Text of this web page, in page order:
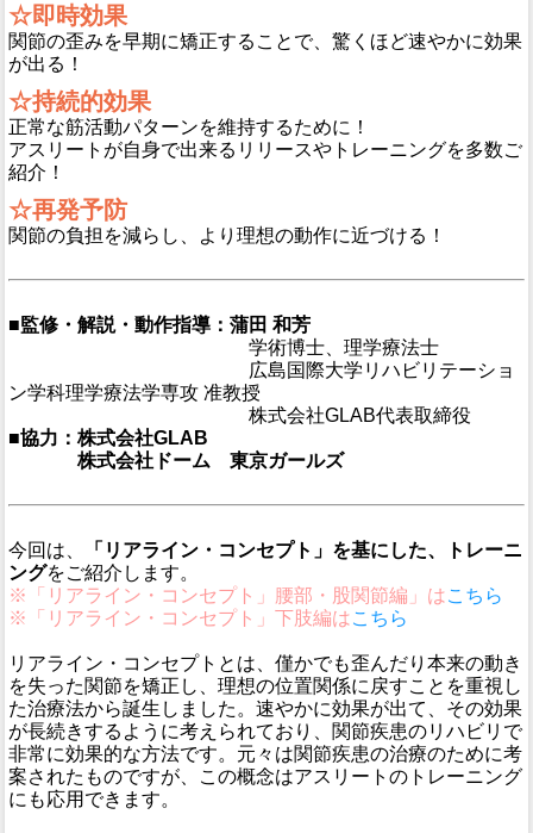
☆即時効果
関節の歪みを早期に矯正することで、驚くほど速やかに効果
が出る！
☆持続的効果
正常な筋活動パターンを維持するために！
アスリートが自身で出来るリリースやトレーニングを多数ご
紹介！
☆再発予防
関節の負担を減らし、より理想の動作に近づける！
■監修・解説・動作指導：蒲田 和芳
学術博士、理学療法士
広島国際大学リハビリテーショ
ン学科理学療法学専攻 准教授
株式会社GLAB代表取締役
■協力：株式会社GLAB
株式会社ドーム 東京ガールズ
今回は、
「リアライン・コンセプト」を基にした、トレーニ
ングをご紹介します。
※「リアライン・コンセプト」腰部・股関節編」はこちら
※「リアライン・コンセプト」下肢編はこちら
リアライン・コンセプトとは、僅かでも歪んだり本来の動き
を失った関節を矯正し、理想の位置関係に戻すことを重視し
た治療法から誕生しました。速やかに効果が出て、その効果
が長続きするように考えられており、関節疾患のリハビリで
非常に効果的な方法です。元々は関節疾患の治療のために考
案されたものですが、この概念はアスリートのトレーニング
にも応用できます。